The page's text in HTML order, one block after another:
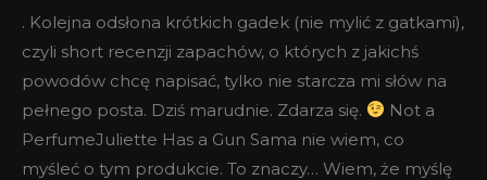
. Kolejna odsłona krótkich gadek (nie mylić z gatkami),
czyli short recenzji zapachów, o których z jakichś
powodów chcę napisać, tylko nie starcza mi słów na
pełnego posta. Dziś marudnie. Zdarza się.
Not a
PerfumeJuliette Has a Gun Sama nie wiem, co
myśleć o tym produkcie. To znaczy… Wiem, że myślę